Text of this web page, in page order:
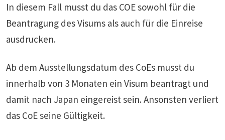
In diesem Fall musst du das COE sowohl für die
Beantragung des Visums als auch für die Einreise
ausdrucken.
Ab dem Ausstellungsdatum des CoEs musst du
innerhalb von 3 Monaten ein Visum beantragt und
damit nach Japan eingereist sein. Ansonsten verliert
das CoE seine Gültigkeit.